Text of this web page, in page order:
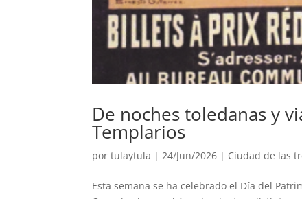
De noches toledanas y
Templarios
portulaytula |24/Jun/2026 | Ciudad de las
Esta semana se ha celebrado el Día del